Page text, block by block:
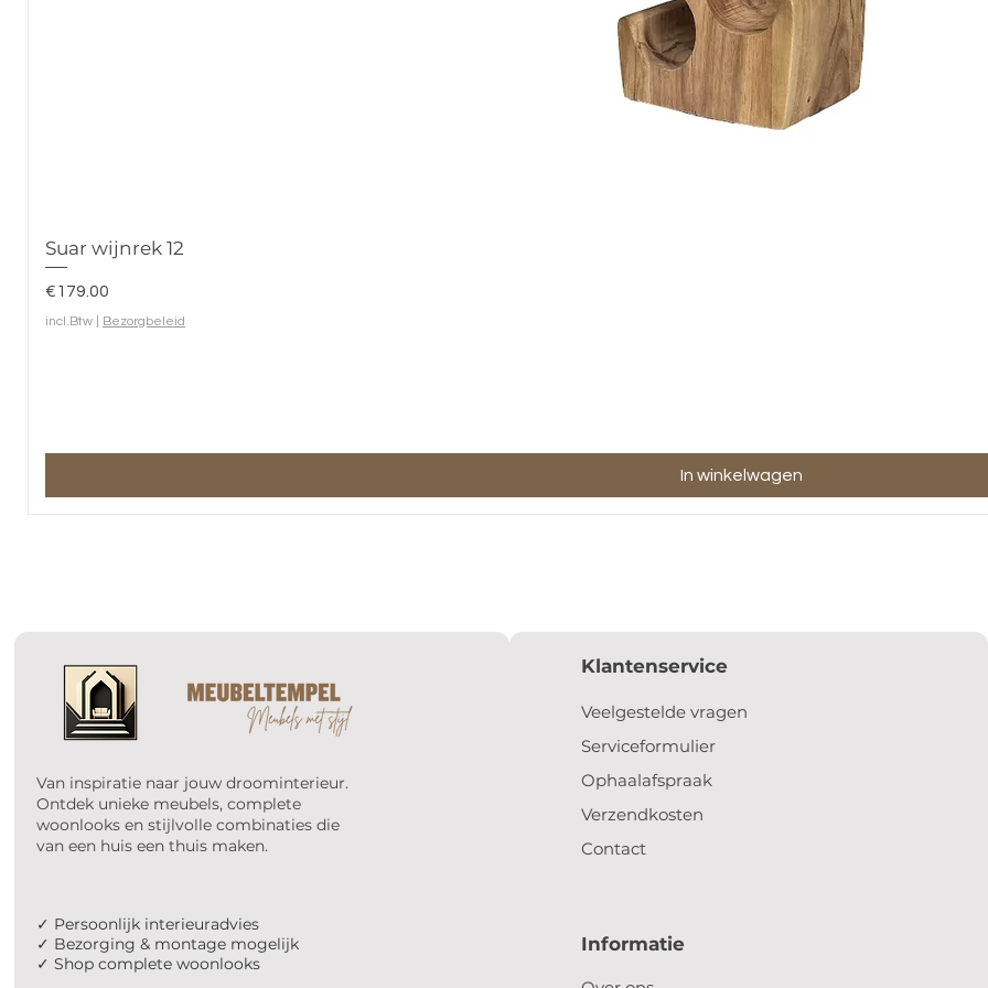
Suar wijnrek 12
Prijs
€179.00
incl.Btw Bezorgbeleid
In winkelwagen
Van inspiratie naar jouw droominterieur.
Ontdek unieke meubels, complete
woonlooks en stijlvolle combinaties die
van een huis een thuis maken.
✓ Persoonlijk interieuradvies
✓ Bezorging & montage mogelijk
✓ Shop complete woonlooks
Klantenservice
Veelgestelde vragen
Serviceformulier
Ophaalafspraak
Verzendkosten
Contact
Informatie